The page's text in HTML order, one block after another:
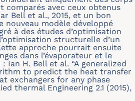
comparés avec ceux obtenus
Bell et al., 2015, et un bon
nouveau modèle développé
à des études d’optimisation
structurelle d’un
approche pourrait ensuite
dans l’évaporateur et le
Ian H. Bell et al. “A generalized
to predict the heat transfer
exchangers for any phase
thermal Engineering 2.1 (2015),